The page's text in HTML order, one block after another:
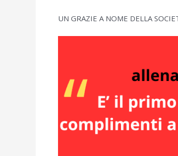
UN GRAZIE A NOME DELLA